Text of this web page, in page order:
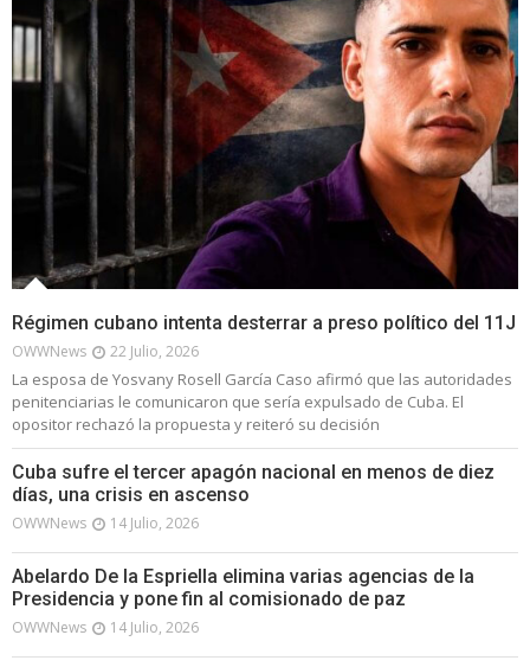
Régimen cubano intenta desterrar a preso político del 11J
OWWNews 22 Julio, 2026
La esposa de Yosvany Rosell García Caso afirmó que las autoridades
penitenciarias le comunicaron que sería expulsado de Cuba. El
opositor rechazó la propuesta y reiteró su decisión
Cuba sufre el tercer apagón nacional en menos de diez
días, una crisis en ascenso
OWWNews 14 Julio, 2026
Abelardo De la Espriella elimina varias agencias de la
Presidencia y pone fin al comisionado de paz
OWWNews 14 Julio, 2026